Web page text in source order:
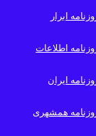
ابرار
اطلاعات
ایران
همشهری